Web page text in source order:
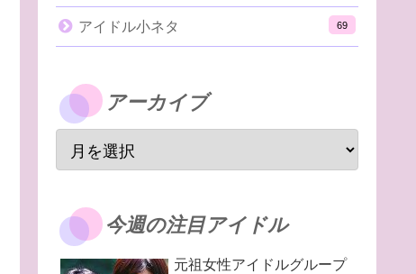
アイドル小ネタ 69
アーカイブ
今週の注目アイドル
元祖女性アイドルグループ